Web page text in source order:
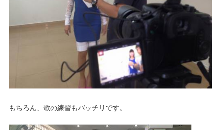
もちろん、歌の練習もバッチリです。